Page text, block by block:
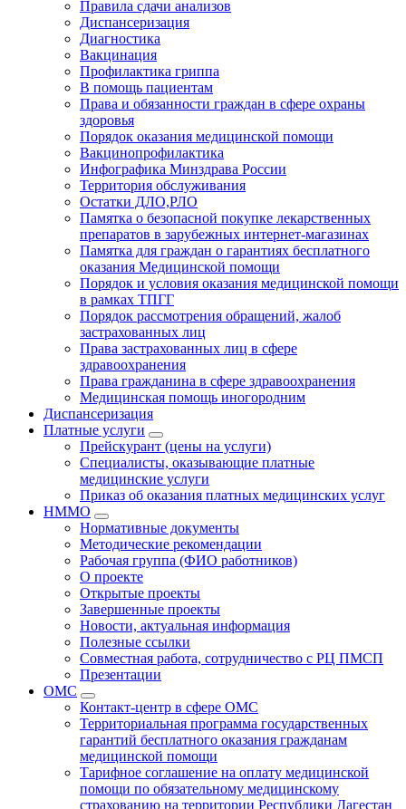
Правила сдачи анализов
Диспансеризация
Диагностика
Вакцинация
Профилактика гриппа
В помощь пациентам
Права и обязанности граждан в сфере охраны
здоровья
Порядок оказания медицинской помощи
Вакцинопрофилактика
Инфографика Минздрава России
Территория обслуживания
Остатки ДЛО,РЛО
Памятка о безопасной покупке лекарственных
препаратов в зарубежных интернет-магазинах
Памятка для граждан о гарантиях бесплатного
оказания Медицинской помощи
Порядок и условия оказания медицинской помощи
в рамках ТПГГ
Порядок рассмотрения обращений, жалоб
застрахованных лиц
Права застрахованных лиц в сфере
здравоохранения
Права гражданина в сфере здравоохранения
Медицинская помощь иногородним
Диспансеризация
Платные услуги
Прейскурант (цены на услуги)
Специалисты, оказывающие платные
медицинские услуги
Приказ об оказания платных медицинских услуг
НММО
Нормативные документы
Методические рекомендации
Рабочая группа (ФИО работников)
О проекте
Открытые проекты
Завершенные проекты
Новости, актуальная информация
Полезные ссылки
Совместная работа, сотрудничество с РЦ ПМСП
Презентации
ОМС
Контакт-центр в сфере ОМС
Территориальная программа государственных
гарантий бесплатного оказания гражданам
медицинской помощи
Тарифное соглашение на оплату медицинской
помощи по обязательному медицинскому
страхованию на территории Республики Дагестан